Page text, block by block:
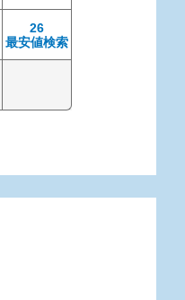
26
最安値検索